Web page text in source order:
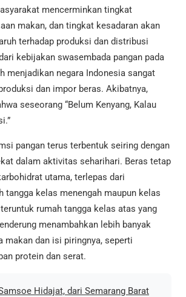
mencerminkan tingkat
makan, dan tingkat kesadaran akan
terhadap produksi dan distribusi
kebijakan swasembada pangan pada
menjadikan negara Indonesia sangat
dan impor beras. Akibatnya,
seseorang “Belum Kenyang, Kalau
pangan terus terbentuk seiring dengan
dalam aktivitas seharihari. Beras tetap
utama, terlepas dari
tangga kelas menengah maupun kelas
rumah tangga kelas atas yang
menambahkan lebih banyak
makan dan isi piringnya, seperti
protein dan serat.
Hidajat, dari Semarang Barat